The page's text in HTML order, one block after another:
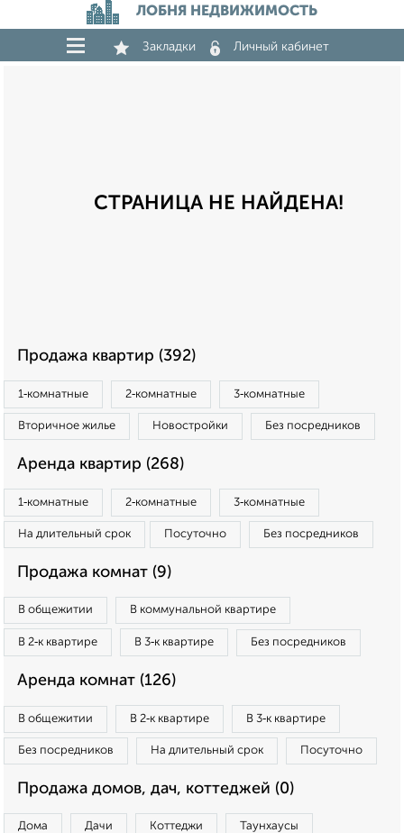
ЛОБНЯ НЕДВИЖИМОСТЬ
Закладки Личный кабинет
СТРАНИЦА НЕ НАЙДЕНА!
Продажа квартир (392)
1‑комнатные 2‑комнатные 3‑комнатные
Вторичное жилье Новостройки Без посредников
Аренда квартир (268)
1‑комнатные 2‑комнатные 3‑комнатные
На длительный срок Посуточно Без посредников
Продажа комнат (9)
В общежитии В коммунальной квартире
В 2‑к квартире В 3‑к квартире Без посредников
Аренда комнат (126)
В общежитии В 2‑к квартире В 3‑к квартире
Без посредников На длительный срок Посуточно
Продажа домов, дач, коттеджей (0)
Дома Дачи Коттеджи Таунхаусы